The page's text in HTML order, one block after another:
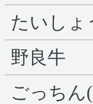
たいし
野良牛
ごっち